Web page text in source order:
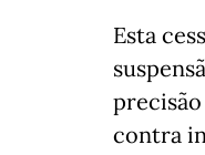
Esta
contra